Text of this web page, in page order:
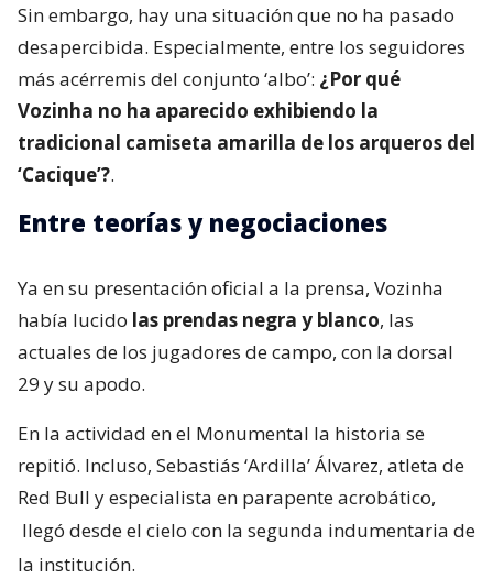
Sin embargo, hay una situación que no ha pasado
desapercibida. Especialmente, entre los seguidores
más acérremis del conjunto ‘albo’: ¿Por qué
Vozinha no ha aparecido exhibiendo la
tradicional camiseta amarilla de los arqueros del
‘Cacique’?.
Entre teorías y negociaciones
Ya en su presentación oficial a la prensa, Vozinha
había lucido las prendas negra y blanco, las
actuales de los jugadores de campo, con la dorsal
29 y su apodo.
En la actividad en el Monumental la historia se
repitió. Incluso, Sebastiás ‘Ardilla’ Álvarez, atleta de
Red Bull y especialista en parapente acrobático,
llegó desde el cielo con la segunda indumentaria de
la institución.